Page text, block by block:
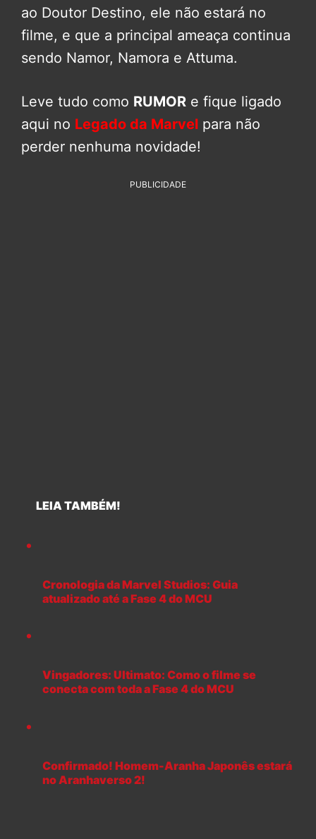
ao Doutor Destino, ele não estará no
filme, e que a principal ameaça continua
sendo Namor, Namora e Attuma.
Leve tudo como RUMOR e fique ligado
aqui no Legado da Marvel para não
perder nenhuma novidade!
PUBLICIDADE
LEIA TAMBÉM!
Cronologia da Marvel Studios: Guia
atualizado até a Fase 4 do MCU
Vingadores: Ultimato: Como o filme se
conecta com toda a Fase 4 do MCU
Confirmado! Homem-Aranha Japonês estará
no Aranhaverso 2!